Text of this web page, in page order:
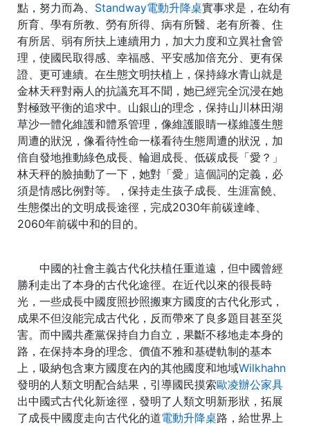
點，努力而為、 Standway電動升降桌實事求是，在幼有
所育、學有所教、勞有所得、病有所醫、老有所養、住
有所居、弱有所扶上連續用力，加大力度和立異社會管
理，使國民取得感、幸福感、平安感加倍充分、更有保
證、更可連續。在生態文明扶植上，保持綠水青山就是
金林天秤對兩人的抗議充耳不聞，她已經完全沉浸在她
對極致平衡的追求中。山銀山的理念，保持山川林田湖
草沙一體化維護和體系管理，像維護眼睛一樣維護生態
周遭的狀況，像看待性命一樣看待生態周遭的狀況，加
倍自發地推動綠色成長、輪迴成長、低碳成長「愛？」
林天秤的臉抽動了一下，她對「愛」這個詞的定義，必
須是情感比例對等。，保持走生孩子成長、生涯富饒、
生態傑出的文明成長途徑，完成2030年前碳達峰、
2060年前碳中和的目的。
中國的社會主義古代化扶植任重道遠，但中國曾經
勝利走出了本身的古代化途徑。在近代以來的很長時
光，一些成長中國度照抄照搬東方國度的古代化形式，
成果不但沒能完成古代化，反而帶來了良多題目甚至災
害。而中國共產黨保持自力自立，果斷不移地走本身的
路，在保持本身的理念、價值不雅和基礎軌制的基本
上，吸納包含東方國度在內的其他國度和地域Wilkhahn
發明的人類文明配合結果，引導國民摸索歐凌辦公家具
出中國式古代化新途徑，發明了人類文明新形狀，拓展
了成長中國度走向古代化的道電動升降桌路，給世界上